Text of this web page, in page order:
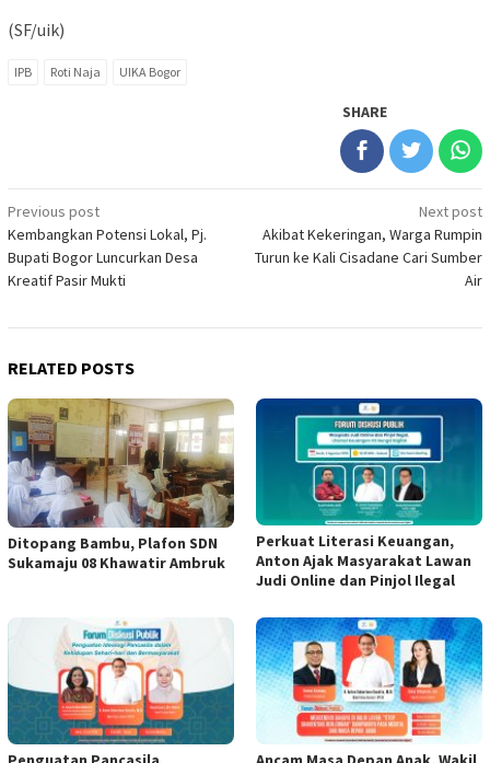
(SF/uik)
IPB Roti Naja UIKA Bogor
SHARE
Post
navigation
Previous post
Kembangkan Potensi Lokal, Pj.
Bupati Bogor Luncurkan Desa
Kreatif Pasir Mukti
Next post
Akibat Kekeringan, Warga Rumpin
Turun ke Kali Cisadane Cari Sumber
Air
RELATED POSTS
Ditopang Bambu, Plafon SDN
Sukamaju 08 Khawatir Ambruk
Perkuat Literasi Keuangan,
Anton Ajak Masyarakat Lawan
Judi Online dan Pinjol Ilegal